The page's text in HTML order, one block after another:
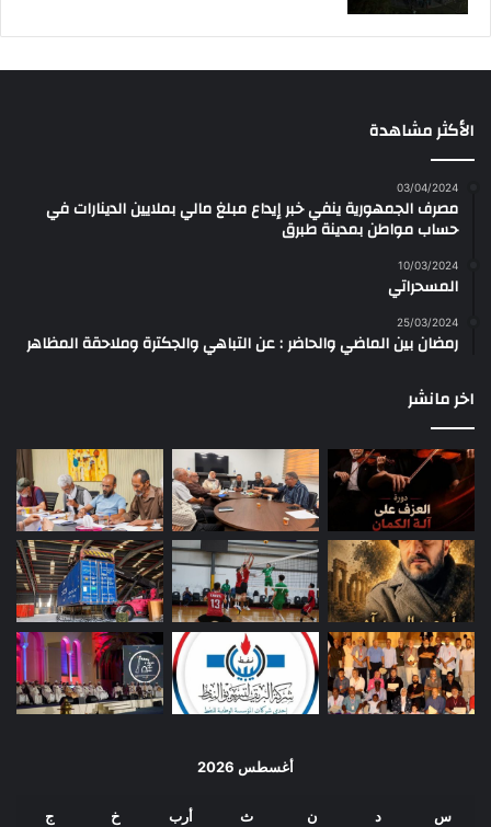
الأكثر مشاهدة
03/04/2024
مصرف الجمهورية ينفي خبر إيداع مبلغ مالي بملايين الدينارات في
حساب مواطن بمدينة طبرق
10/03/2024
المسحراتي
25/03/2024
رمضان بين الماضي والحاضر : عن التباهي والجكترة وملاحقة المظاهر
اخر مانشر
أغسطس 2026
س د ن ث أرب خ ج